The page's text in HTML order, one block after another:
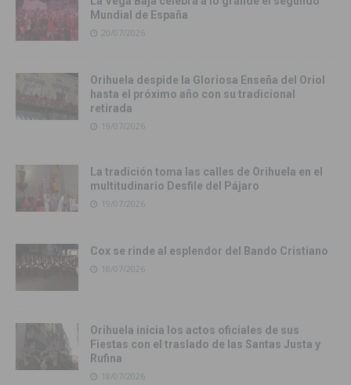
Mundial de España
20/07/2026
Orihuela despide la Gloriosa Enseña del Oriol
hasta el próximo año con su tradicional
retirada
19/07/2026
La tradición toma las calles de Orihuela en el
multitudinario Desfile del Pájaro
19/07/2026
Cox se rinde al esplendor del Bando Cristiano
18/07/2026
Orihuela inicia los actos oficiales de sus
Fiestas con el traslado de las Santas Justa y
Rufina
18/07/2026